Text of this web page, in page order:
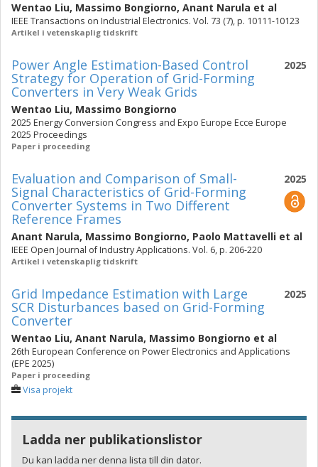
Wentao Liu, Massimo Bongiorno, Anant Narula et al
IEEE Transactions on Industrial Electronics. Vol. 73 (7), p. 10111-10123
Artikel i vetenskaplig tidskrift
2025
Power Angle Estimation-Based Control
Strategy for Operation of Grid-Forming
Converters in Very Weak Grids
Wentao Liu, Massimo Bongiorno
2025 Energy Conversion Congress and Expo Europe Ecce Europe
2025 Proceedings
Paper i proceeding
2025
Evaluation and Comparison of Small-
Signal Characteristics of Grid-Forming
Converter Systems in Two Different
Reference Frames
Anant Narula, Massimo Bongiorno, Paolo Mattavelli et al
IEEE Open Journal of Industry Applications. Vol. 6, p. 206-220
Artikel i vetenskaplig tidskrift
2025
Grid Impedance Estimation with Large
SCR Disturbances based on Grid-Forming
Converter
Wentao Liu, Anant Narula, Massimo Bongiorno et al
26th European Conference on Power Electronics and Applications
(EPE 2025)
Paper i proceeding
Visa projekt
Ladda ner publikationslistor
Du kan ladda ner denna lista till din dator.